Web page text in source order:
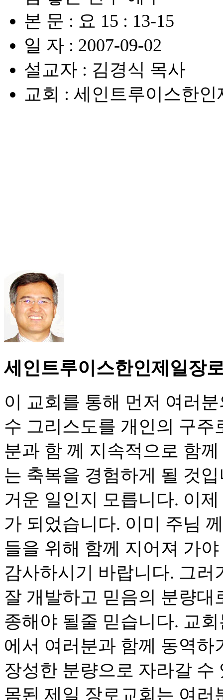
본 문 : 요 15 : 13-15
일 자 : 2007-09-02
설교자 : 김경식 목사
교회 : 세인트루이스한
세인트루이스한인제일장
이 교회를 통해 먼저 여러
수 그리스도를 개인의 구
분과 함 께 지속적으로 함
는 축복을 경험하게 될 것
거운 일인지 모릅니다. 이
가 되었습니다. 이미 주님
들을 위해 함께 지어져 가
감사하시기 바랍니다. 그
잘 개발하고 믿음의 분량
종해야 될줄 믿습니다. 교
에서 여러분과 함께 동역
장성한 분량으로 자라갈
몸된 제일 장로교회는 여